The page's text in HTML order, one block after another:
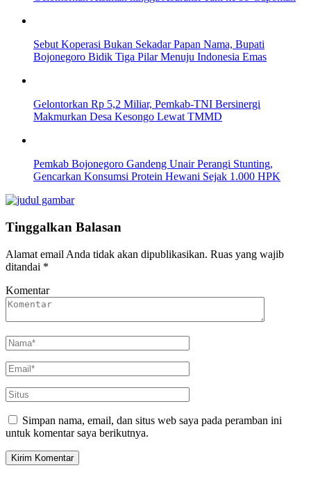
Sebut Koperasi Bukan Sekadar Papan Nama, Bupati
Bojonegoro Bidik Tiga Pilar Menuju Indonesia Emas
Gelontorkan Rp 5,2 Miliar, Pemkab-TNI Bersinergi
Makmurkan Desa Kesongo Lewat TMMD
Pemkab Bojonegoro Gandeng Unair Perangi Stunting,
Gencarkan Konsumsi Protein Hewani Sejak 1.000 HPK
Tinggalkan Balasan
Alamat email Anda tidak akan dipublikasikan. Ruas yang wajib
ditandai *
Komentar
Simpan nama, email, dan situs web saya pada peramban ini
untuk komentar saya berikutnya.